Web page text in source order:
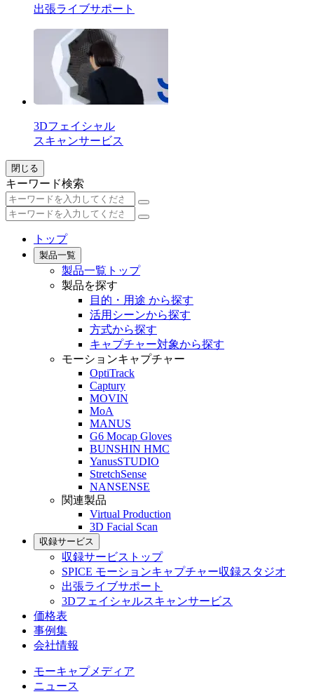
出張ライブサポート
3Dフェイシャル
スキャンサービス
閉じる
キーワード検索
トップ
製品一覧
製品一覧トップ
製品を探す
目的・用途 から探す
活用シーンから探す
方式から探す
キャプチャー対象から探す
モーションキャプチャー
OptiTrack
Captury
MOVIN
MoA
MANUS
G6 Mocap Gloves
BUNSHIN HMC
YanusSTUDIO
StretchSense
NANSENSE
関連製品
Virtual Production
3D Facial Scan
収録サービス
収録サービストップ
SPICE モーションキャプチャー収録スタジオ
出張ライブサポート
3Dフェイシャルスキャンサービス
価格表
事例集
会社情報
モーキャプメディア
ニュース